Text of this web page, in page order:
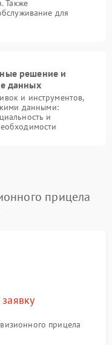
Также
для
решение и
данных
и инструментов,
данными:
и
прицела
прицела